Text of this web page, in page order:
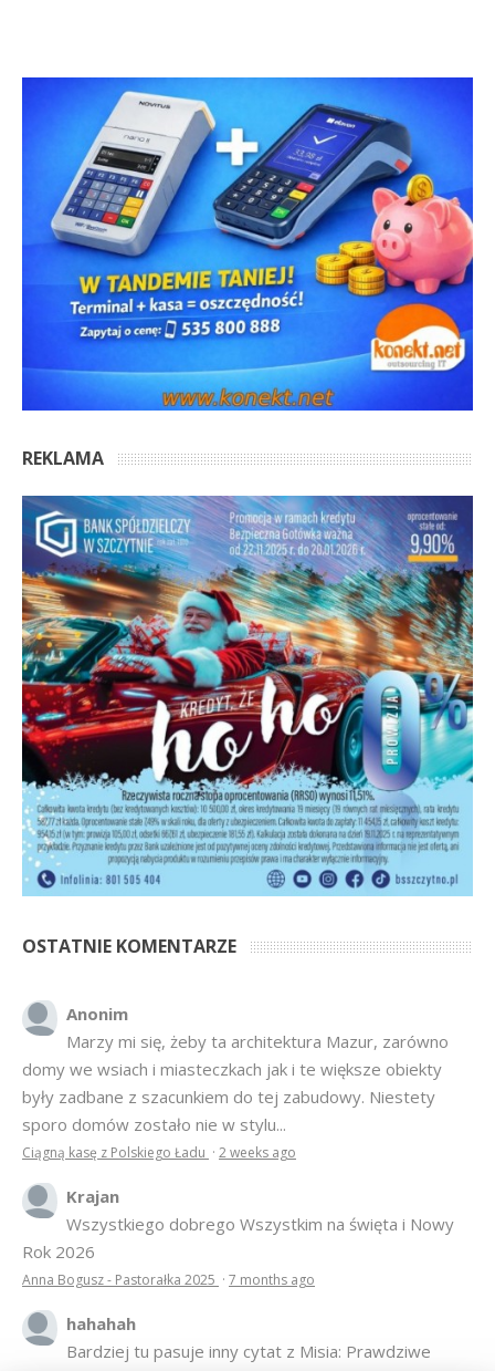
REKLAMA
OSTATNIE KOMENTARZE
Anonim
Marzy mi się, żeby ta architektura Mazur, zarówno
domy we wsiach i miasteczkach jak i te większe obiekty
były zadbane z szacunkiem do tej zabudowy. Niestety
sporo domów zostało nie w stylu...
Ciągną kasę z Polskiego Ładu · 2 weeks ago
Krajan
Wszystkiego dobrego Wszystkim na święta i Nowy
Rok 2026
Anna Bogusz - Pastorałka 2025 · 7 months ago
hahahah
Bardziej tu pasuje inny cytat z Misia: Prawdziwe